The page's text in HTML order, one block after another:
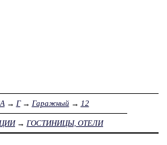
→ Г→ Гаражный→ 12
→ ГОСТИНИЦЫ, ОТЕЛИ